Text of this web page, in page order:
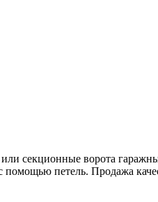
или секционные ворота
помощью петель. Продажа